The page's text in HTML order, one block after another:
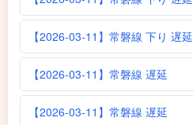
【2026-03-11】常磐線 下り 遅延
【2026-03-11】常磐線 遅延
【2026-03-11】常磐線 遅延